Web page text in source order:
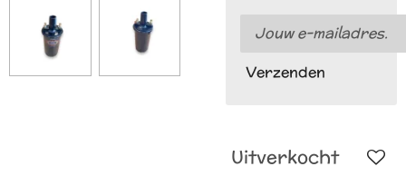
Verzenden
Uitverkocht